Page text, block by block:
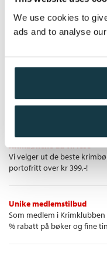
We use cookies to
ads and to analyse
etter kommer en
opp Sofias evige lengsel
Uelsket
Bokmål
Krimklubben - de
Krimbøkene du vil lese
Vi velger ut de beste
portofritt over kr 399,-!
Unike medlemstilbud
Som medlem i
% rabatt på bøker og fine